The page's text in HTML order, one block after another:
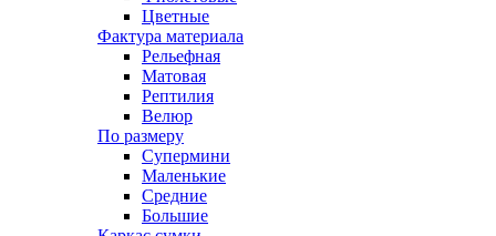
Цветные
Фактура материала
Рельефная
Матовая
Рептилия
Велюр
По размеру
Супермини
Маленькие
Средние
Большие